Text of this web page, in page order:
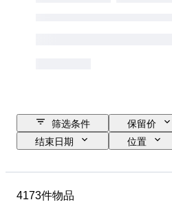
筛选条件 保留价
结束日期
位置
证明
4173件物品